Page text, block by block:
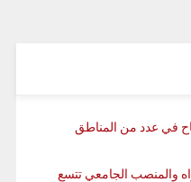
في عدد من المناطق
والمنصب الجامعي تتسع